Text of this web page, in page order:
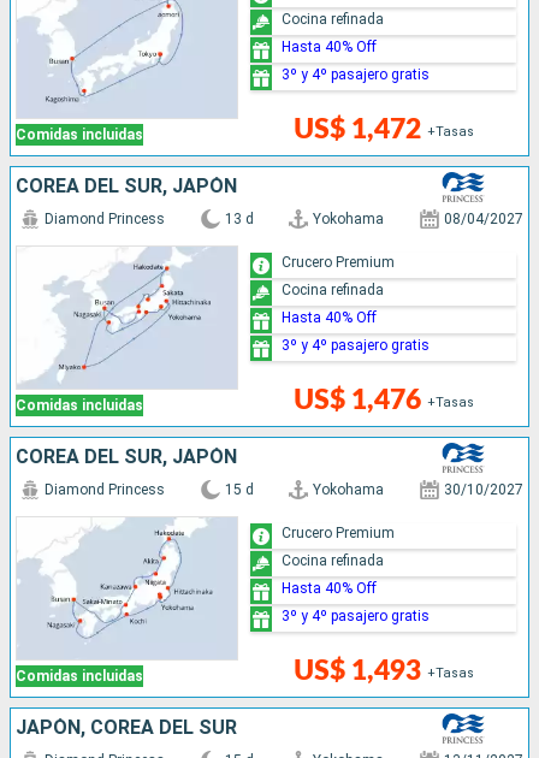
Comidas incluidas US$ 1,472 +Tasas
Cocina refinada
Hasta 40% Off
3º y 4º pasajero gratis
COREA DEL SUR, JAPÓN
Comidas incluidas
Diamond Princess 13 d Yokohama 08/04/2027
US$ 1,476 +Tasas
Crucero Premium
Cocina refinada
Hasta 40% Off
3º y 4º pasajero gratis
COREA DEL SUR, JAPÓN
Comidas incluidas
Diamond Princess 15 d Yokohama 30/10/2027
US$ 1,493 +Tasas
Crucero Premium
Cocina refinada
Hasta 40% Off
3º y 4º pasajero gratis
JAPÓN, COREA DEL SUR